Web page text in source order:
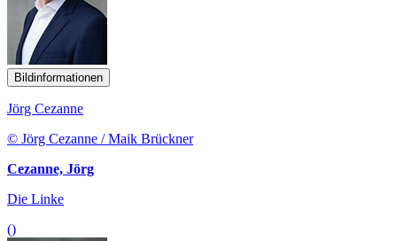
Bildinformationen
Jörg Cezanne
© Jörg Cezanne / Maik Brückner
Cezanne, Jörg
Die Linke
()